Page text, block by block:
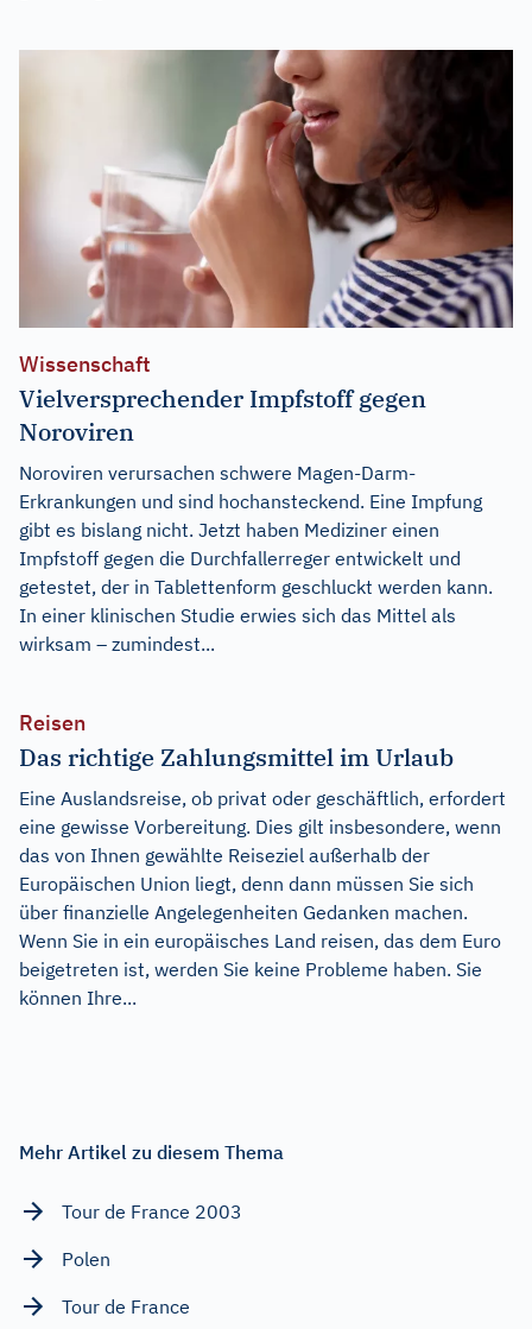
Wissenschaft
Vielversprechender Impfstoff gegen
Noroviren
Noroviren verursachen schwere Magen-Darm-
Erkrankungen und sind hochansteckend. Eine Impfung
gibt es bislang nicht. Jetzt haben Mediziner einen
Impfstoff gegen die Durchfallerreger entwickelt und
getestet, der in Tablettenform geschluckt werden kann.
In einer klinischen Studie erwies sich das Mittel als
wirksam – zumindest...
Reisen
Das richtige Zahlungsmittel im Urlaub
Eine Auslandsreise, ob privat oder geschäftlich, erfordert
eine gewisse Vorbereitung. Dies gilt insbesondere, wenn
das von Ihnen gewählte Reiseziel außerhalb der
Europäischen Union liegt, denn dann müssen Sie sich
über finanzielle Angelegenheiten Gedanken machen.
Wenn Sie in ein europäisches Land reisen, das dem Euro
beigetreten ist, werden Sie keine Probleme haben. Sie
können Ihre...
Mehr Artikel zu diesem Thema
Tour de France 2003
Polen
Tour de France